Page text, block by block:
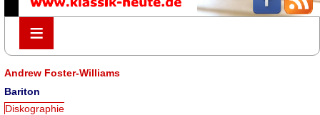
≡
≡
Andrew Foster-Williams
Bariton
Diskographie